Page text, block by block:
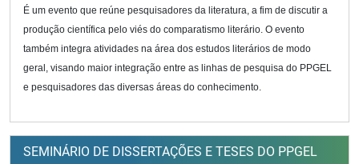
É um evento que reúne pesquisadores da literatura, a fim de discutir a
produção científica pelo viés do comparatismo literário. O evento
também integra atividades na área dos estudos literários de modo
geral, visando maior integração entre as linhas de pesquisa do PPGEL
e pesquisadores das diversas áreas do conhecimento.
SEMINÁRIO DE DISSERTAÇÕES E TESES DO PPGEL